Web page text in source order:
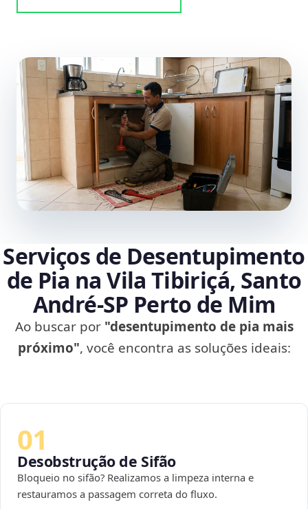
Serviços de Desentupimento
de Pia na Vila Tibiriçá, Santo
André‑SP Perto de Mim
Ao buscar por "desentupimento de pia mais
próximo", você encontra as soluções ideais:
01
Desobstrução de Sifão
Bloqueio no sifão? Realizamos a limpeza interna e
restauramos a passagem correta do fluxo.